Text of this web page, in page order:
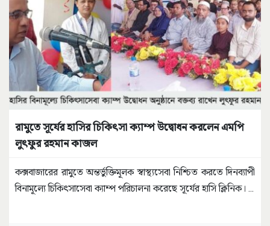
রামুতে সূর্যের হাসির চিকিৎসা ক্যাম্প উদ্বোধন করলেন এমপি
লুৎফুর রহমান কাজল
কক্সবাজারের রামুতে অন্তর্ভুক্তিমূলক স্বাস্থ্যসেবা নিশ্চিত করতে দিনব্যাপী
বিনামূল্যে চিকিৎসাসেবা ক্যাম্প পরিচালনা করেছে সূর্যের হাসি ক্লিনিক। ...